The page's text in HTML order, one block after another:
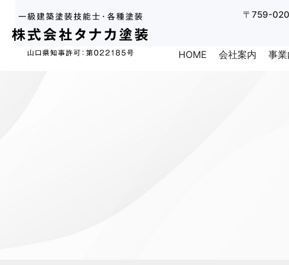
HOME 会社案内 事
〒759-